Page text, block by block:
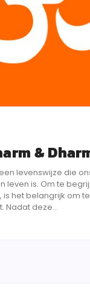
&
levenswijze die
leven is. Om te
is het belangrijk om
Nadat deze...